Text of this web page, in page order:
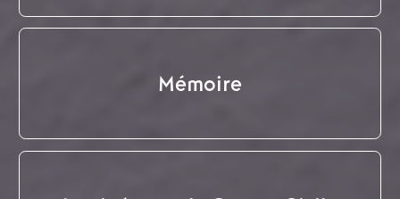
Mémoire